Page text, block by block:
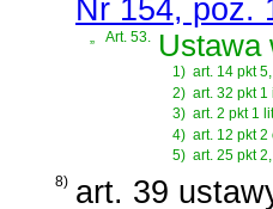
Nr 154, poz.
„ Art. 53. Ustawa
1) art. 14 pkt
2) art. 32 pkt
3) art. 2 pkt 1
4) art. 12 pkt 2
5) art. 25 pkt
8) art. 39